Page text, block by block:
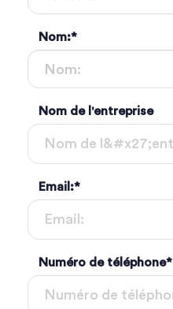
Nom:*
Nom de l'entreprise
Email:*
Numéro de téléphone*